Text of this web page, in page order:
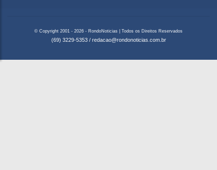
© Copyright 2001 - 2026 - RondoNoticias | Todos os Direitos Reservados
(69) 3229-5353 / redacao@rondonoticias.com.br